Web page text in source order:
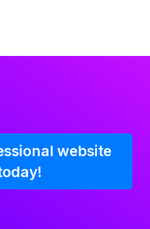
website